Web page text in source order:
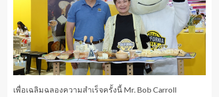
เพื่อเฉลิมฉลองความสำเร็จครั้งนี้ Mr. Bob Carroll